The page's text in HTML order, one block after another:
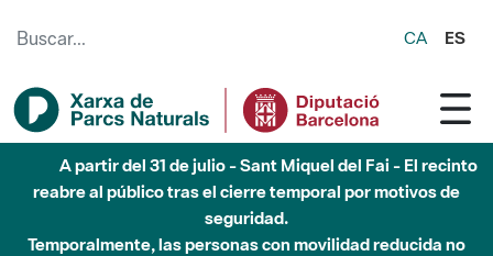
CA ES
A partir del 31 de julio - Sant Miquel del Fai - El recinto
reabre al público tras el cierre temporal por motivos de
seguridad.
Temporalmente, las personas con movilidad reducida no